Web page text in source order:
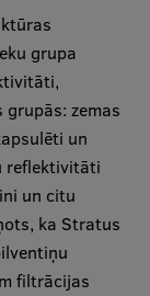
grupa
zemas
un
reflektivitāti
un citu
ka Stratus
filtrācijas